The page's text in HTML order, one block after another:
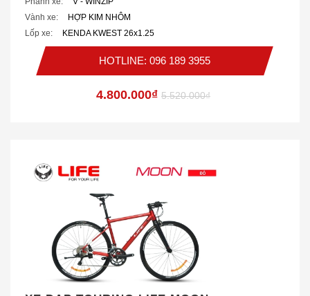
Vành xe:
HỢP KIM NHÔM
Lốp xe:
KENDA KWEST 26x1.25
HOTLINE: 096 189 3955
4.800.000₫ 5.520.000₫